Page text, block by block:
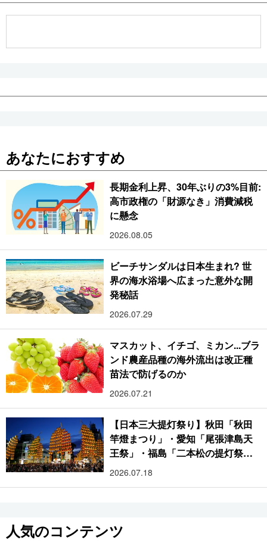
あなたにおすすめ
長期金利上昇、30年ぶりの3%目前:
高市政権の「財源なき」消費減税
に懸念
2026.08.05
ビーチサンダルは日本生まれ? 世
界の海水浴場へ広まった意外な開
発秘話
2026.07.29
マスカット、イチゴ、ミカン...ブラ
ンド農産品種の海外流出は改正種
苗法で防げるのか
2026.07.21
【日本三大提灯祭り】秋田「秋田
竿燈まつり」・愛知「尾張津島天
王祭」・福島「二本松の提灯祭
り」:おびただしい灯火が夜空を照
2026.07.18
人気のコンテンツ